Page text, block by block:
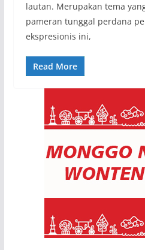
lautan. Merupakan tema
pameran tunggal perdana
ekspresionis ini,
Read More